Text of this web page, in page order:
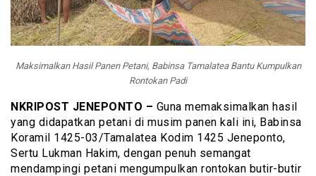
Maksimalkan Hasil Panen Petani, Babinsa Tamalatea Bantu Kumpulkan
Rontokan Padi
NKRIPOST JENEPONTO – Guna memaksimalkan hasil
yang didapatkan petani di musim panen kali ini, Babinsa
Koramil 1425-03/Tamalatea Kodim 1425 Jeneponto,
Sertu Lukman Hakim, dengan penuh semangat
mendampingi petani mengumpulkan rontokan butir-butir